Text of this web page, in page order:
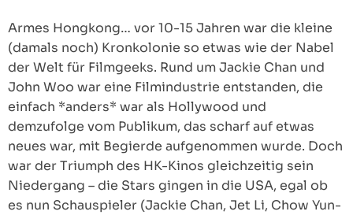
Armes Hongkong… vor 10-15 Jahren war die kleine
(damals noch) Kronkolonie so etwas wie der Nabel
der Welt für Filmgeeks. Rund um Jackie Chan und
John Woo war eine Filmindustrie entstanden, die
einfach *anders* war als Hollywood und
demzufolge vom Publikum, das scharf auf etwas
neues war, mit Begierde aufgenommen wurde. Doch
war der Triumph des HK-Kinos gleichzeitig sein
Niedergang – die Stars gingen in die USA, egal ob
es nun Schauspieler (Jackie Chan, Jet Li, Chow Yun-